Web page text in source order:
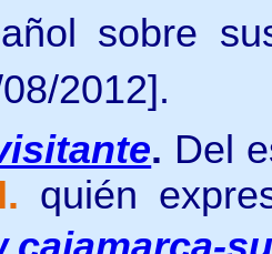
sobre
2012].
. Del
quién